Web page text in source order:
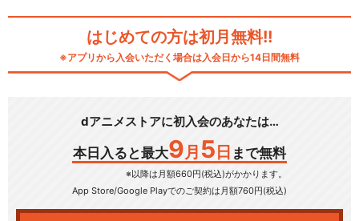
はじめての方は初月無料!!
※アプリから入会いただく場合は入会日から14日間無料
dアニメストアに初入会のあなたは…
本日入ると最大9 月 5 日 まで無料
※以降は月額660円(税込)がかかります。
App Store/Google Playでのご契約は月額760円(税込)